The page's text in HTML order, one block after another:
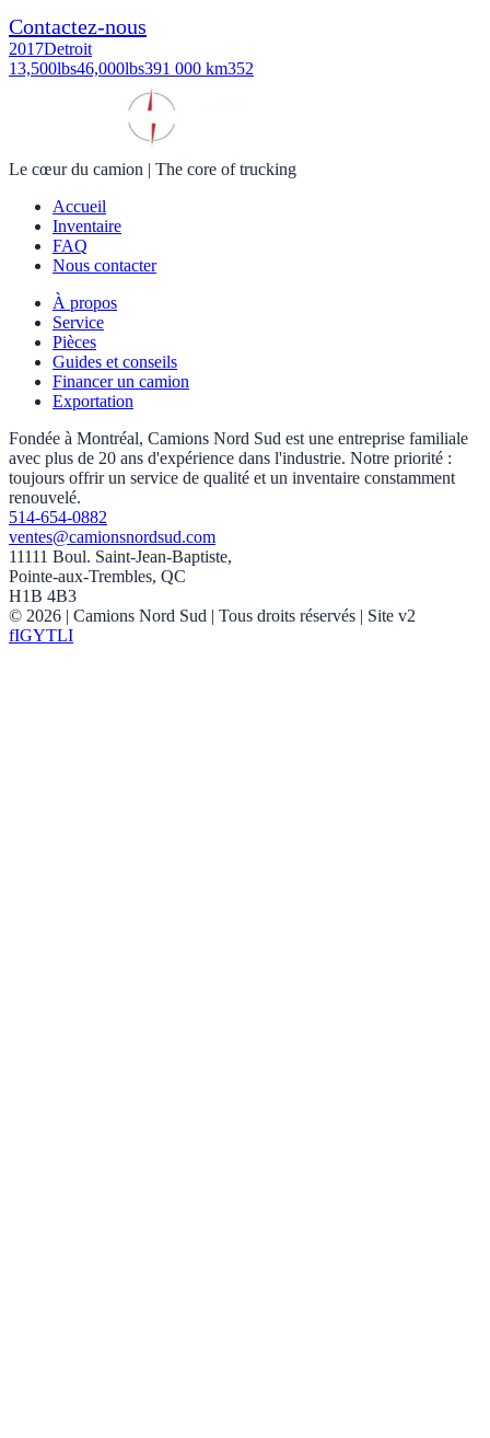
Contactez-nous
2017Detroit
13,500lbs46,000lbs391 000 km352
Le cœur du camion | The core of trucking
Accueil
Inventaire
FAQ
Nous contacter
À propos
Service
Pièces
Guides et conseils
Financer un camion
Exportation
Fondée à Montréal, Camions Nord Sud est une entreprise familiale
avec plus de 20 ans d'expérience dans l'industrie. Notre priorité :
toujours offrir un service de qualité et un inventaire constamment
renouvelé.
514-654-0882
ventes@camionsnordsud.com
11111 Boul. Saint-Jean-Baptiste,
Pointe-aux-Trembles, QC
H1B 4B3
© 2026 | Camions Nord Sud | Tous droits réservés | Site v2
fIGYTLI